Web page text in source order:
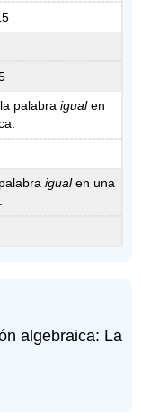
palabra igualen
igualen una
algebraica: La